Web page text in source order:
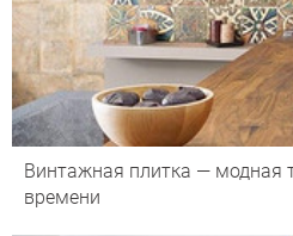
Винтажная плитка — модная
времени